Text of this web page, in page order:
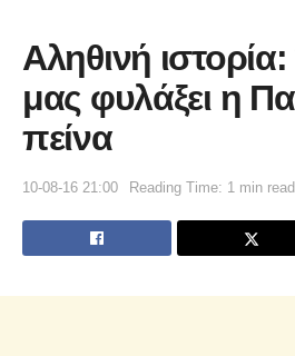
Αληθινή
μας φυλάξει η
πείνα
10-08-16 21:00 Reading Time: 1 min read